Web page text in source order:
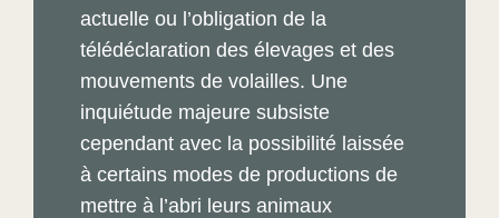
actuelle ou l’obligation de la
télédéclaration des élevages et des
mouvements de volailles. Une
inquiétude majeure subsiste
cependant avec la possibilité laissée
à certains modes de productions de
mettre à l’abri leurs animaux